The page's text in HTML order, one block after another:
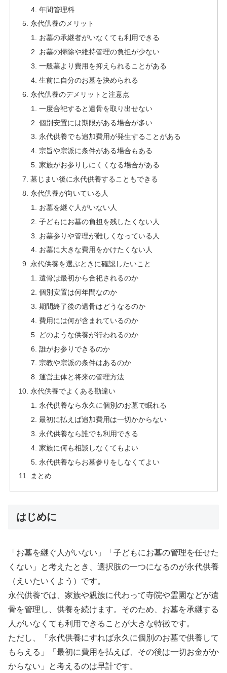
年間管理料
永代供養のメリット
お墓の承継者がいなくても利用できる
お墓の掃除や維持管理の負担が少ない
一般墓より費用を抑えられることがある
生前に自分のお墓を決められる
永代供養のデメリットと注意点
一度合祀すると遺骨を取り出せない
個別安置には期限がある場合が多い
永代供養でも追加費用が発生することがある
宗旨や宗派に条件がある場合もある
家族がお参りしにくくなる場合がある
墓じまい後に永代供養することもできる
永代供養が向いている人
お墓を継ぐ人がいない人
子どもにお墓の負担を残したくない人
お墓参りや管理が難しくなっている人
お墓に大きな費用をかけたくない人
永代供養を選ぶときに確認したいこと
遺骨は最初から合祀されるのか
個別安置は何年間なのか
期間終了後の遺骨はどうなるのか
費用には何が含まれているのか
どのような供養が行われるのか
誰がお参りできるのか
宗教や宗派の条件はあるのか
運営主体と将来の管理方法
永代供養でよくある勘違い
永代供養なら永久に個別のお墓で眠れる
最初に払えば追加費用は一切かからない
永代供養なら誰でも利用できる
家族に何も相談しなくてもよい
永代供養ならお墓参りをしなくてよい
まとめ
はじめに
「お墓を継ぐ人がいない」「子どもにお墓の管理を任せた
くない」と考えたとき、選択肢の一つになるのが永代供養
（えいたいくよう）です。
永代供養では、家族や親族に代わって寺院や霊園などが遺
骨を管理し、供養を続けます。そのため、お墓を承継する
人がいなくても利用できることが大きな特徴です。
ただし、「永代供養にすれば永久に個別のお墓で供養して
もらえる」「最初に費用を払えば、その後は一切お金がか
からない」と考えるのは早計です。